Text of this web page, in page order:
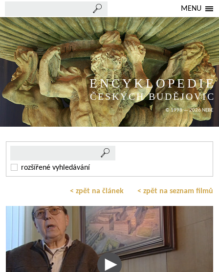
MENU
ENCYKLOPEDIE
ČESKÝCH BUDĚJOVIC
© 1998 — 2026 NEBE
rozšířené vyhledávání
< zpět na článek < zpět na seznam filmů